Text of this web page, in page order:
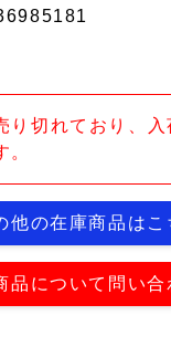
り切れており、入
。
他の在庫商品はこ
品について問い合